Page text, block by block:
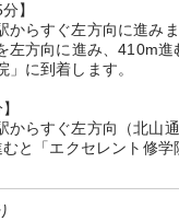
】
からすぐ左方向に進みま
左方向に進み、410m進
」に到着します。
からすぐ左方向（北山通
と「エクセレント修学